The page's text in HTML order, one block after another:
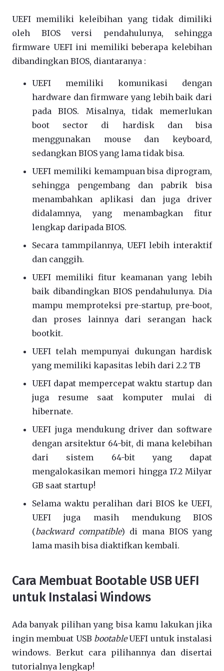
UEFI memiliki keleibihan yang tidak dimiliki
oleh BIOS versi pendahulunya, sehingga
firmware UEFI ini memiliki beberapa kelebihan
dibandingkan BIOS, diantaranya :
UEFI memiliki komunikasi dengan
hardware dan firmware yang lebih baik dari
pada BIOS. Misalnya, tidak memerlukan
boot sector di hardisk dan bisa
menggunakan mouse dan keyboard,
sedangkan BIOS yang lama tidak bisa.
UEFI memiliki kemampuan bisa diprogram,
sehingga pengembang dan pabrik bisa
menambahkan aplikasi dan juga driver
didalamnya, yang menambagkan fitur
lengkap daripada BIOS.
Secara tammpilannya, UEFI lebih interaktif
dan canggih.
UEFI memiliki fitur keamanan yang lebih
baik dibandingkan BIOS pendahulunya. Dia
mampu memproteksi pre-startup, pre-boot,
dan proses lainnya dari serangan hack
bootkit.
UEFI telah mempunyai dukungan hardisk
yang memiliki kapasitas lebih dari 2.2 TB
UEFI dapat mempercepat waktu startup dan
juga resume saat komputer mulai di
hibernate.
UEFI juga mendukung driver dan software
dengan arsitektur 64-bit, di mana kelebihan
dari sistem 64-bit yang dapat
mengalokasikan memori hingga 17.2 Milyar
GB saat startup!
Selama waktu peralihan dari BIOS ke UEFI,
UEFI juga masih mendukung BIOS
(backward compatible) di mana BIOS yang
lama masih bisa diaktifkan kembali.
Cara Membuat Bootable USB UEFI
untuk Instalasi Windows
Ada banyak pilihan yang bisa kamu lakukan jika
ingin membuat USB bootableUEFI untuk instalasi
windows. Berkut cara pilihannya dan disertai
tutorialnya lengkap!